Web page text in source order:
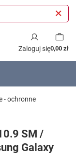
Zaloguj się0,00 zł
- ochronne
SM /
Galaxy